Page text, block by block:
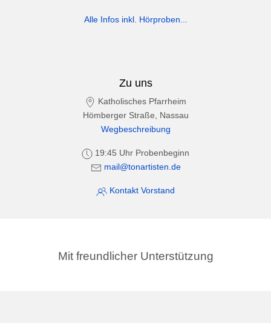
Alle Infos inkl. Hörproben...
Zu uns
Katholisches Pfarrheim
Hömberger Straße, Nassau
Wegbeschreibung
19:45 Uhr Probenbeginn
mail@tonartisten.de
Kontakt Vorstand
Mit freundlicher Unterstützung